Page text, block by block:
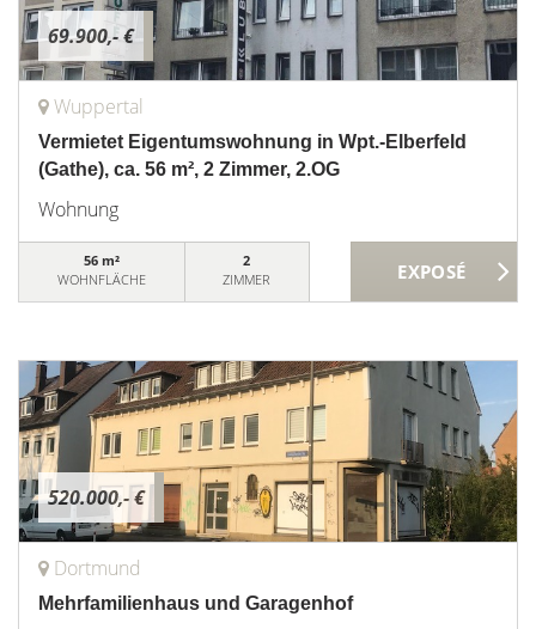
69.900,- €
Wuppertal
Vermietet Eigentumswohnung in Wpt.-Elberfeld
(Gathe), ca. 56 m², 2 Zimmer, 2.OG
Wohnung
56 m²
WOHNFLÄCHE
2
ZIMMER
520.000,- €
Dortmund
Mehrfamilienhaus und Garagenhof